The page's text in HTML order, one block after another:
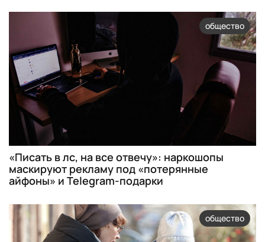
общество
«Писать в лс, на все отвечу»: наркошопы
маскируют рекламу под «потерянные
айфоны» и Telegram-подарки
общество